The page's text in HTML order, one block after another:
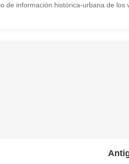
de información histórica-urbana de los